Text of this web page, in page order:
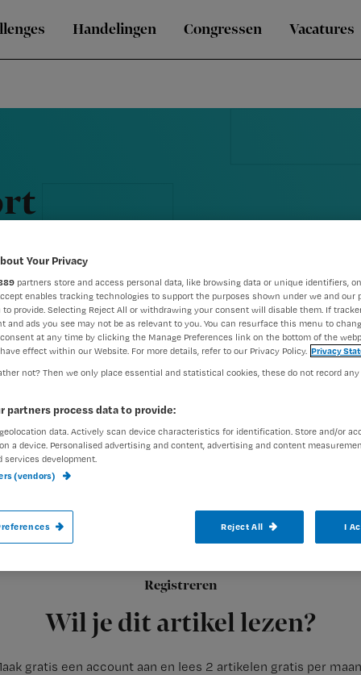
Handelingen Congressen Vacatures
Registreren
Wil je dit artikel lezen?
gratis een account aan en lees 2 artikelen gratis per
Nederlandse onderzoekers gaan een
van ernstige infectieziekten opspoort.
Met de elektronische sensor kunnen artsen vrijwel
Your Privacy
partners store and access personal data, like browsing data or unique identifiers,
enables tracking technologies to support the purposes shown under we and our
to provide. Selecting Reject All or withdrawing your consent will disable them. If
and ads you see may not be as relevant to you. You can resurface this menu to
at any time by clicking the Manage Preferences link on the bottom of the
effect within our Website. For more details, refer to our Privacy Policy. Privacy
not? Then we only place essential and statistical cookies, these do not record
partners process data to provide:
data. Actively scan device characteristics for identification. Store and/or
a device. Personalised advertising and content, advertising and content
services development.
(vendors)
Reject All I